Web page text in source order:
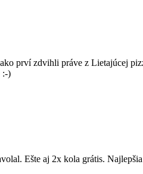
prví zdvihli práve z Lietajúcej
:-)
Ešte aj 2x kola grátis.